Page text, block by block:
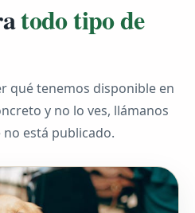
todo tipo de
qué tenemos disponible en
y no lo ves, llámanos
está publicado.